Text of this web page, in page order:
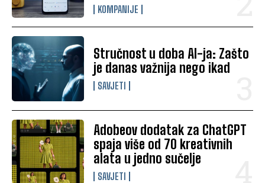
KOMPANIJE
Stručnost u doba AI-ja: Zašto
je danas važnija nego ikad
SAVJETI
Adobeov dodatak za ChatGPT
spaja više od 70 kreativnih
alata u jedno sučelje
SAVJETI